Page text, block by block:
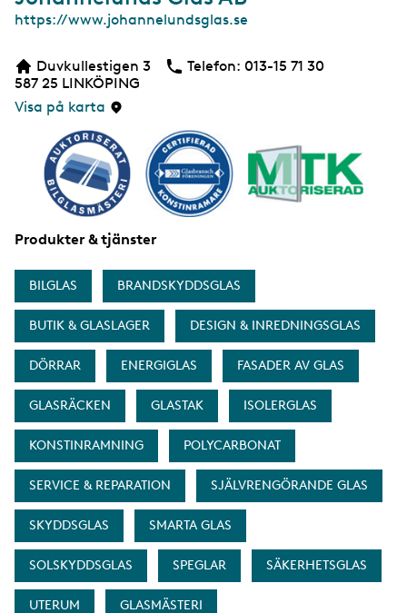
W
b
s
i
https://www.johannelundsglas.se
Duvkullestigen 3
587 25 LINKÖPING
Visa på karta
Telefon: Telefon
013-15 71 30
Produkter & tjänster
BILGLAS BRANDSKYDDSGLAS
BUTIK & GLASLAGER DESIGN & INREDNINGSGLAS
DÖRRAR ENERGIGLAS FASADER AV GLAS
GLASRÄCKEN GLASTAK ISOLERGLAS
KONSTINRAMNING POLYCARBONAT
SERVICE & REPARATION SJÄLVRENGÖRANDE GLAS
SKYDDSGLAS SMARTA GLAS
SOLSKYDDSGLAS SPEGLAR SÄKERHETSGLAS
UTERUM GLASMÄSTERI